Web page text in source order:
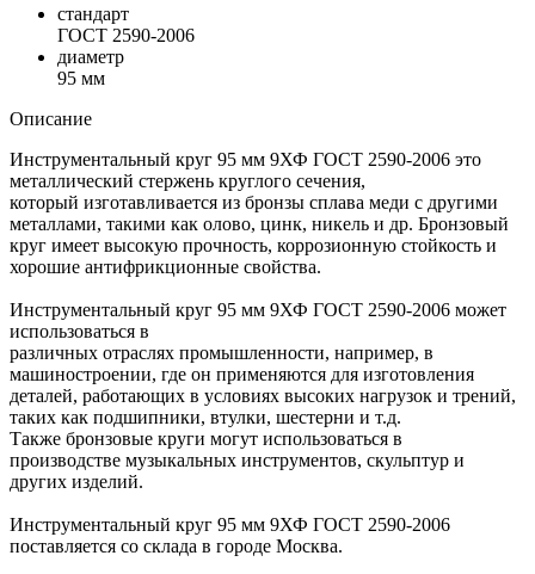
стандарт
ГОСТ 2590-2006
диаметр
95 мм
Описание
Инструментальный круг 95 мм 9ХФ ГОСТ 2590-2006 это
металлический стержень круглого сечения,
который изготавливается из бронзы сплава меди с другими
металлами, такими как олово, цинк, никель и др. Бронзовый
круг имеет высокую прочность, коррозионную стойкость и
хорошие антифрикционные свойства.
Инструментальный круг 95 мм 9ХФ ГОСТ 2590-2006 может
использоваться в
различных отраслях промышленности, например, в
машиностроении, где он применяются для изготовления
деталей, работающих в условиях высоких нагрузок и трений,
таких как подшипники, втулки, шестерни и т.д.
Также бронзовые круги могут использоваться в
производстве музыкальных инструментов, скульптур и
других изделий.
Инструментальный круг 95 мм 9ХФ ГОСТ 2590-2006
поставляется со склада в городе Москва.